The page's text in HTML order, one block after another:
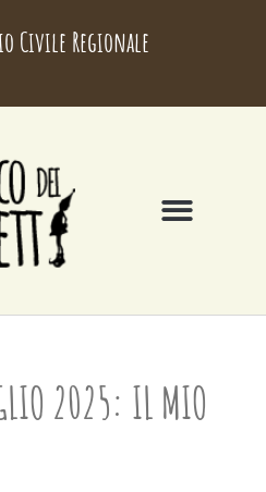
Civile Regionale
2025: IL MIO